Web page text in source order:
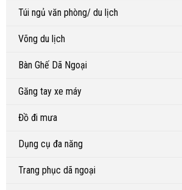
Túi ngủ văn phòng/ du lịch
Võng du lịch
Bàn Ghế Dã Ngoại
Găng tay xe máy
Đồ đi mưa
Dụng cụ đa năng
Trang phục dã ngoại